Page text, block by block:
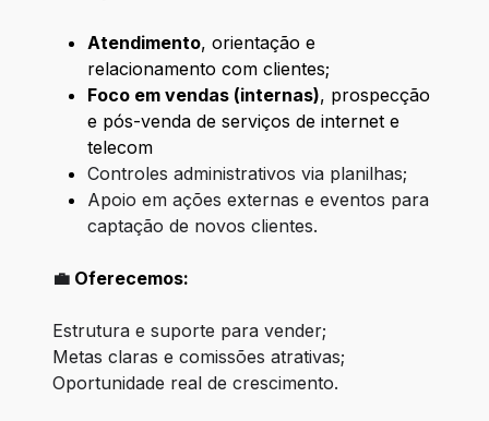
Atendimento, orientação e
relacionamento com clientes;
Foco em vendas (internas), prospecção
e pós-venda de serviços de internet e
telecom
Controles administrativos via planilhas;
Apoio em ações externas e eventos para
captação de novos clientes.
💼 Oferecemos:
Estrutura e suporte para vender;
Metas claras e comissões atrativas;
Oportunidade real de crescimento.